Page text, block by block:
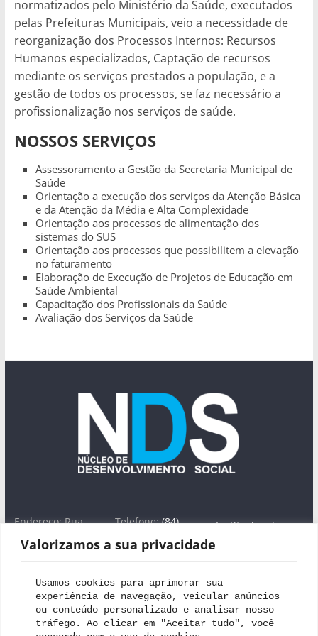
Valorizamos a sua privacidade
Usamos cookies para aprimorar sua
experiência de navegação, veicular anúncios
ou conteúdo personalizado e analisar nosso
tráfego. Ao clicar em "Aceitar tudo", você
de
divulgação
do
NDS
normatizados pelo Ministério da Saúde, executados
pelas Prefeituras Municipais, veio a necessidade de
reorganização dos Processos Internos: Recursos
Humanos especializados, Captação de recursos
mediante os serviços prestados a população, e a
gestão de todos os processos, se faz necessário a
profissionalização nos serviços de saúde.
NOSSOS SERVIÇOS
Assessoramento a Gestão da Secretaria Municipal de
Saúde
Orientação a execução dos serviços da Atenção Básica
e da Atenção da Média e Alta Complexidade
Orientação aos processos de alimentação dos
sistemas do SUS
Orientação aos processos que possibilitem a elevação
no faturamento
Elaboração de Execução de Projetos de Educação em
Saúde Ambiental
Capacitação dos Profissionais da Saúde
Avaliação dos Serviços da Saúde
Endereço: Rua
1420 -Lagoa Seca,
Telefone:(84)
WhatsApp: (84)
mail:nucon@uol.
com.br
Institucional
Jerusalém
Editais
Parceiros